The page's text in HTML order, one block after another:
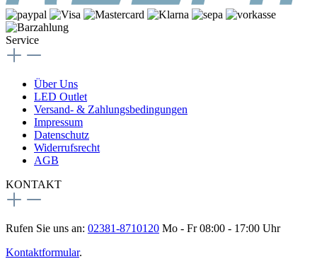
Service
Über Uns
LED Outlet
Versand- & Zahlungsbedingungen
Impressum
Datenschutz
Widerrufsrecht
AGB
KONTAKT
Rufen Sie uns an: 02381-8710120 Mo - Fr 08:00 - 17:00 Uhr
Kontaktformular.